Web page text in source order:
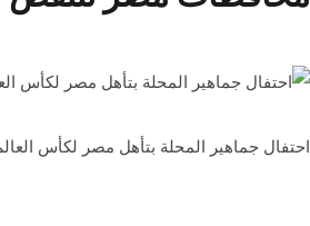
احتفال جماهير المحلة بتأهل مصر لكأس